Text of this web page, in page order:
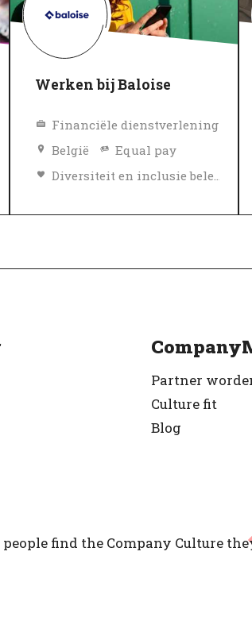
Werken bij Baloise
Financiële dienstverlening
België
Equal pay
Partner
Culture fit
Blog
people find the Company Culture